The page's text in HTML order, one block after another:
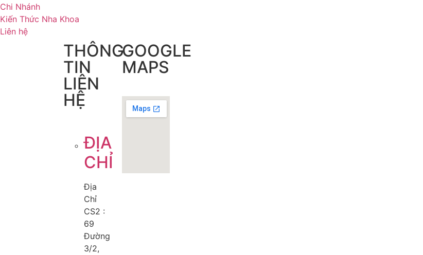
Chi Nhánh
Kiến Thức Nha Khoa
Liên hệ
THÔNG
TIN
LIÊN
HỆ
ĐỊA
CHỈ
Địa
Chỉ
CS2 :
69
Đường
3/2,
GOOGLE
MAPS